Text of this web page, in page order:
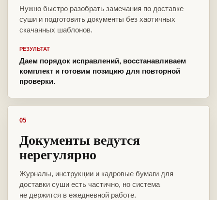
Нужно быстро разобрать замечания по доставке
суши и подготовить документы без хаотичных
скачанных шаблонов.
РЕЗУЛЬТАТ
Даем порядок исправлений, восстанавливаем
комплект и готовим позицию для повторной
проверки.
05
Документы ведутся
нерегулярно
Журналы, инструкции и кадровые бумаги для
доставки суши есть частично, но система
не держится в ежедневной работе.